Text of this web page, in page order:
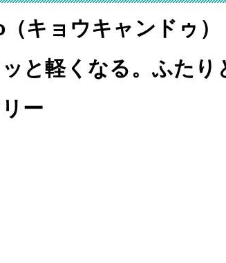
キョウキャンドゥ）
と軽くなる。ふたり
ー